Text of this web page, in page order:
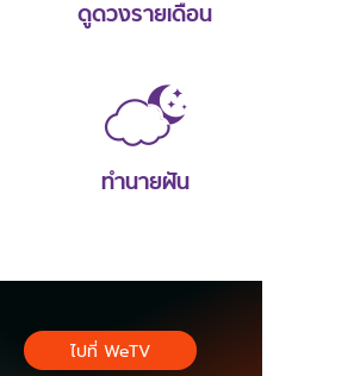
ดูดวงรายเดือน
ทำนายฝัน
ไปที่ WeTV